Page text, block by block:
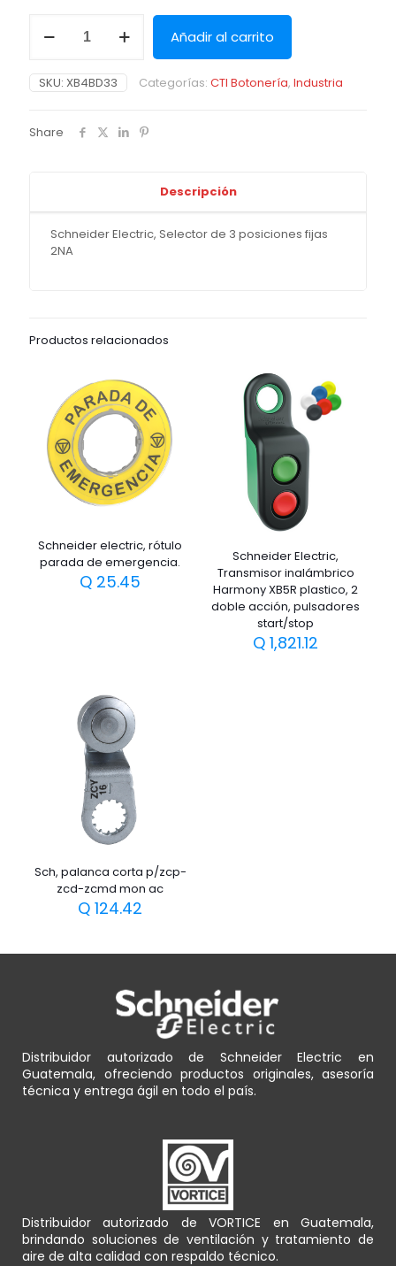
Añadir al carrito
SKU: XB4BD33 Categorías: CTI Botonería, Industria
Share
Descripción
Schneider Electric, Selector de 3 posiciones fijas
2NA
Productos relacionados
Schneider electric, rótulo
parada de emergencia.
Q 25.45
Schneider Electric,
Transmisor inalámbrico
Harmony XB5R plastico, 2
doble acción, pulsadores
start/stop
Q 1,821.12
Sch, palanca corta p/zcp-
zcd-zcmd mon ac
Q 124.42
Distribuidor autorizado de Schneider Electric en
Guatemala, ofreciendo productos originales, asesoría
técnica y entrega ágil en todo el país.
Distribuidor autorizado de VORTICE en Guatemala,
brindando soluciones de ventilación y tratamiento de
aire de alta calidad con respaldo técnico.